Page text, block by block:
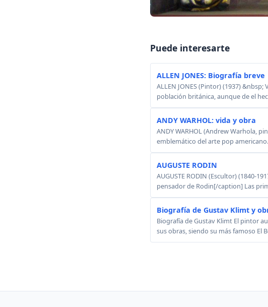
Puede interesarte
ALLEN JONES: Biografía breve
ALLEN JONES (Pintor) (1937)
población británica, aunque de el
ANDY WARHOL: vida y obra
ANDY WARHOL (Andrew Warhola,
emblemático del arte pop
AUGUSTE RODIN
AUGUSTE RODIN (Escultor) (1840-
pensador de Rodin[/caption] Las
Biografía de Gustav Klimt y
Biografía de Gustav Klimt El pintor
sus obras, siendo su más famoso El